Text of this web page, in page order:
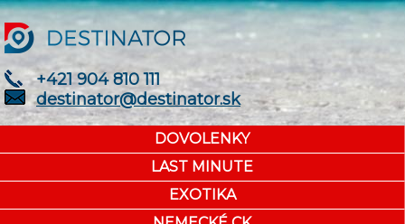
+421 904 810 111
destinator@destinator.sk
DOVOLENKY
LAST MINUTE
EXOTIKA